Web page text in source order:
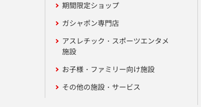
期間限定ショップ
ガシャポン専門店
アスレチック・スポーツエンタメ
施設
お子様・ファミリー向け施設
その他の施設・サービス